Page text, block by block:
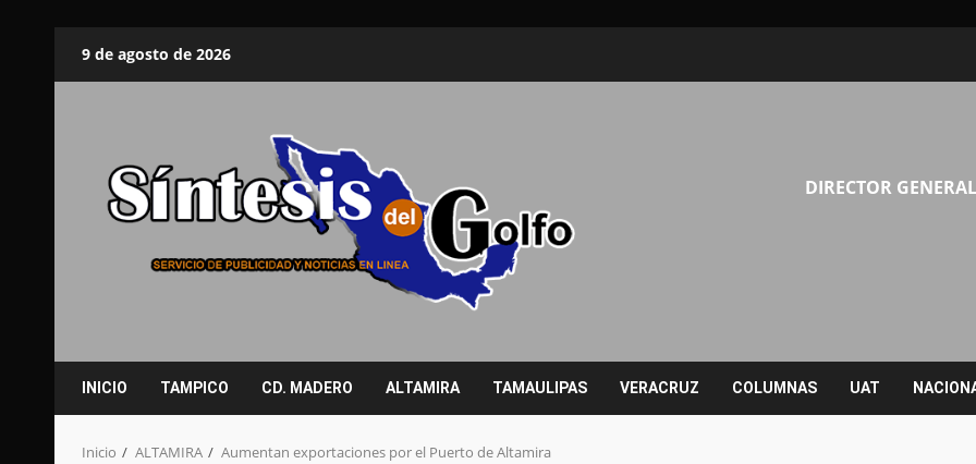
9 de agosto de 2026
DIRECTOR
INICIO TAMPICO CD. MADERO ALTAMIRA TAMAULIPAS VERACRUZ COLUMNAS UAT
Inicio ALTAMIRA Aumentan exportaciones por el Puerto de Altamira